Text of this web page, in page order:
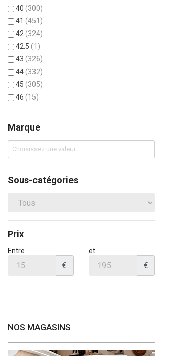
40 (300)
41 (451)
42 (324)
42.5 (1)
43 (326)
44(332)
45 (305)
46 (15)
Marque
Sous-catégories
Prix
Entre
€
et
€
NOS MAGASINS